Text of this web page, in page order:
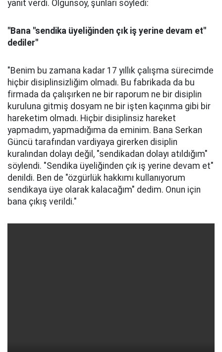
yanıt verdi. Olgunsoy, şunları söyledi:
"Bana "sendika üyeliğinden çık iş yerine devam et"
dediler"
"Benim bu zamana kadar 17 yıllık çalışma sürecimde
hiçbir disiplinsizliğim olmadı. Bu fabrikada da bu
firmada da çalışırken ne bir raporum ne bir disiplin
kuruluna gitmiş dosyam ne bir işten kaçınma gibi bir
hareketim olmadı. Hiçbir disiplinsiz hareket
yapmadım, yapmadığıma da eminim. Bana Serkan
Güncü tarafından vardiyaya girerken disiplin
kuralından dolayı değil, "sendikadan dolayı atıldığım"
söylendi. "Sendika üyeliğinden çık iş yerine devam et"
denildi. Ben de "özgürlük hakkımı kullanıyorum
sendikaya üye olarak kalacağım" dedim. Onun için
bana çıkış verildi."